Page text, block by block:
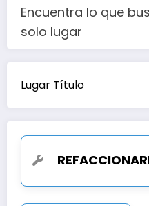
Encuentra lo que
solo lugar
Lugar Título